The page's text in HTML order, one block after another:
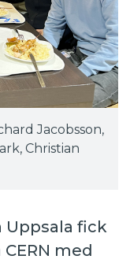
Jacobsson,
Christian
Uppsala fick
med